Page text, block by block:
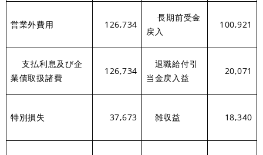
営業外費用 126,734
長期前受金
戻入
100,921
支払利息及び企
業債取扱諸費
126,734
退職給付引
当金戻入益
20,071
特別損失 37,673 雑収益 18,340